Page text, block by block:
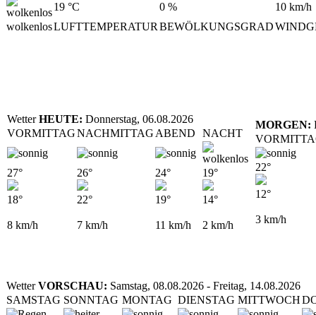
19 °C 0 % 10 km/h
wolkenlosLUFTTEMPERATUR BEWÖLKUNGSGRAD
WetterHEUTE: Donnerstag, 06.08.2026
VORMITTAGNACHMITTAG ABEND NACHT
27°
18°
8 km/h
26°
22°
7 km/h
24°
19°
11 km/h
19°
14°
2 km/h
MORGEN:
22°
12°
3 km/h
WetterVORSCHAU: Samstag, 08.08.2026 - Freitag, 14.08.2026
SAMSTAG SONNTAG MONTAG DIENSTAG MITTWOCH